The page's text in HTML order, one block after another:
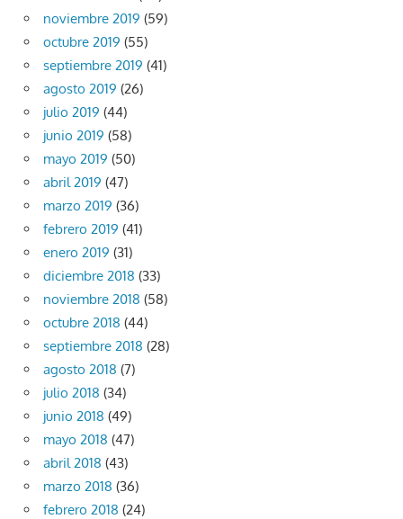
noviembre 2019 (59)
octubre 2019 (55)
septiembre 2019 (41)
agosto 2019 (26)
julio 2019 (44)
junio 2019 (58)
mayo 2019 (50)
abril 2019 (47)
marzo 2019 (36)
febrero 2019 (41)
enero 2019 (31)
diciembre 2018 (33)
noviembre 2018 (58)
octubre 2018 (44)
septiembre 2018 (28)
agosto 2018 (7)
julio 2018 (34)
junio 2018 (49)
mayo 2018 (47)
abril 2018 (43)
marzo 2018 (36)
febrero 2018 (24)